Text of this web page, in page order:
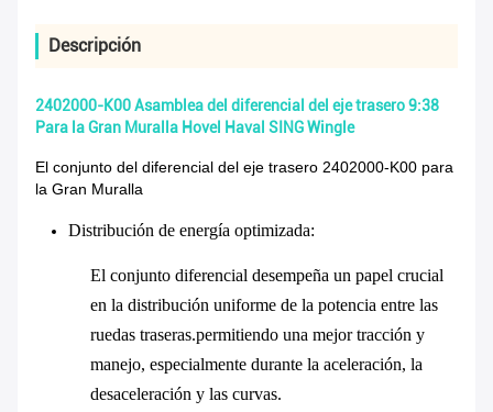
Descripción
2402000-K00 Asamblea del diferencial del eje trasero 9:38
Para la Gran Muralla Hovel Haval SING Wingle
El conjunto del diferencial del eje trasero 2402000-K00 para
la Gran Muralla
Distribución de energía optimizada:
El conjunto diferencial desempeña un papel crucial
en la distribución uniforme de la potencia entre las
ruedas traseras.permitiendo una mejor tracción y
manejo, especialmente durante la aceleración, la
desaceleración y las curvas.